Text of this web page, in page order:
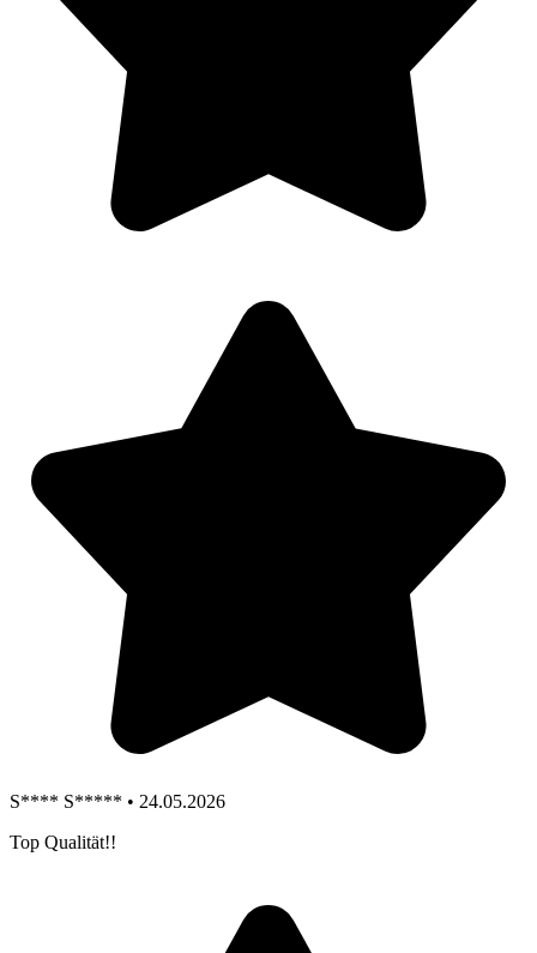
S**** S***** • 24.05.2026
Top Qualität!!